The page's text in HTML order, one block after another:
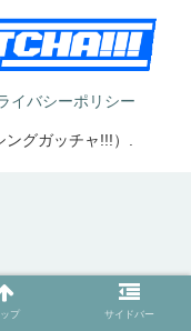
イバシーポリシー
グガッチャ!!!）.
ップ サイドバー